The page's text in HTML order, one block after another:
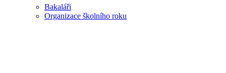
Bakaláři
Organizace školního roku